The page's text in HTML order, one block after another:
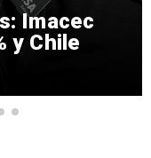
Imacec
y Chile